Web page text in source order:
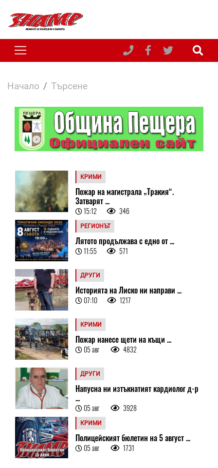
Начало Търсене
КРИМИ
Пожар на магистрала „Тракия“.
Затварят ...
15:12 346
РЕГИОНЪТ
Лятото продължава с едно от ...
11:55 571
ДРУГИ
Историята на Лиско ни направи ...
07:10 1217
КРИМИ
Пожар нанесе щети на къщи ...
05 авг 4832
ДРУГИ
Напусна ни изтъкнатият кардиолог д-р
...
05 авг 3928
КРИМИ
Полицейският бюлетин на 5 август ...
05 авг 1731